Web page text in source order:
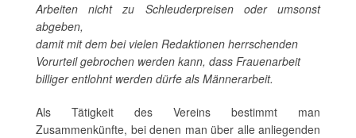
Arbeiten nicht zu Schleuderpreisen oder umsonst
abgeben,
damit mit dem bei vielen Redaktionen herrschenden
Vorurteil gebrochen werden kann, dass Frauenarbeit
billiger entlohnt werden dürfe als Männerarbeit.
Als Tätigkeit des Vereins bestimmt man
Zusammenkünfte, bei denen man über alle anliegenden